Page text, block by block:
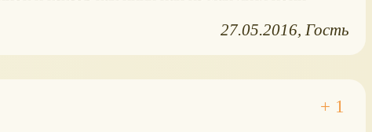
27.05.2016 Гость